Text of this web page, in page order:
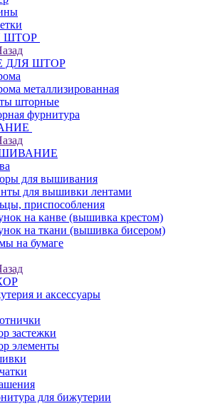
ШТОР
ДЛЯ ШТОР
металлизированная
шторные
фурнитура
для вышивания
для вышивки лентами
приспособления
на канве (вышивка крестом)
на ткани (вышивка бисером)
на бумаге
и аксессуары
застежки
элементы
для бижутерии